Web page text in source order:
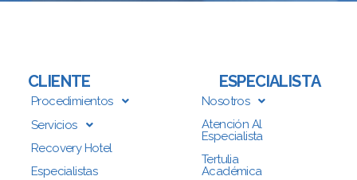
CLIENTE
Procedimientos
Servicios
Recovery Hotel
Especialistas
ESPECIALISTA
Nosotros
Atención Al
Especialista
Tertulia
Académica